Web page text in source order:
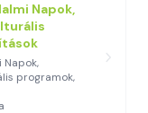
Napok,
Napok,
programok,